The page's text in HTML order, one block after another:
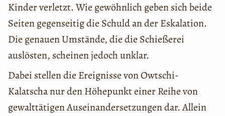
Kinder verletzt. Wie gewöhnlich geben sich beide
Seiten gegenseitig die Schuld an der Eskalation.
Die genauen Umstände, die die Schießerei
auslösten, scheinen jedoch unklar.
Dabei stellen die Ereignisse von Owtschi-
Kalatscha nur den Höhepunkt einer Reihe von
gewalttätigen Auseinandersetzungen dar. Allein